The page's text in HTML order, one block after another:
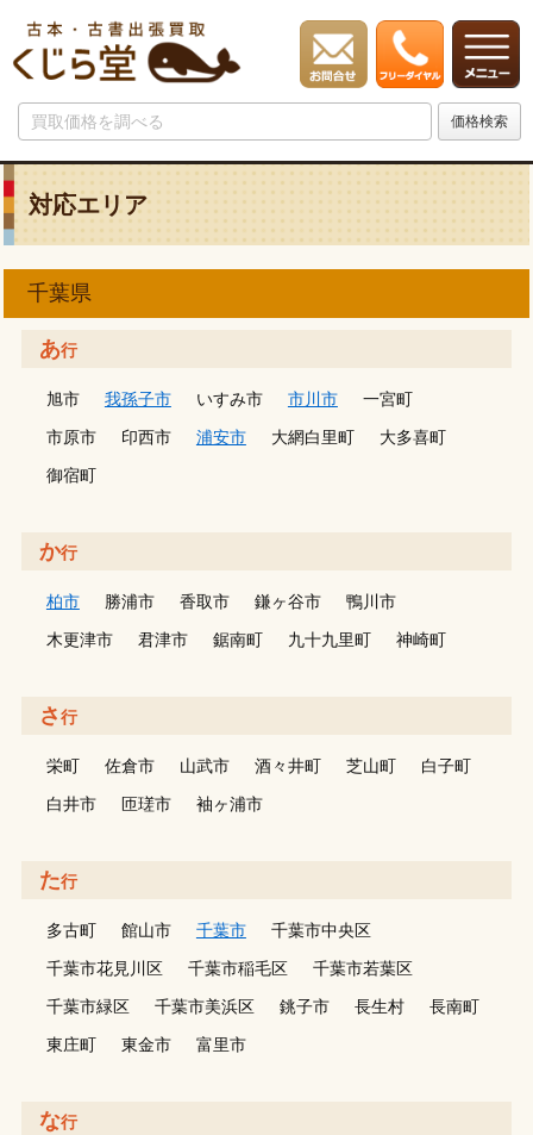
対応エリア
千葉県
あ行
旭市 我孫子市 いすみ市 市川市
一宮町
市原市
印西市 浦安市 大網白里町
大多喜町
御宿町
か行
柏市 勝浦市 香取市 鎌ヶ谷市
鴨川市
木更津市
君津市 鋸南町 九十九里町 神崎町
さ行
栄町 佐倉市 山武市 酒々井町 芝山町
白子町
白井市
匝瑳市 袖ヶ浦市
た行
多古町 館山市 千葉市
千葉市中央区
千葉市花見川区
千葉市稲毛区
千葉市若葉区
千葉市緑区
千葉市美浜区 銚子市 長生村
長南町
東庄町
東金市 富里市
な行